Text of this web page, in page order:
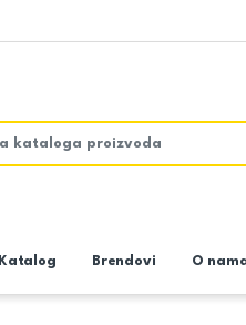
Katalog Brendovi O